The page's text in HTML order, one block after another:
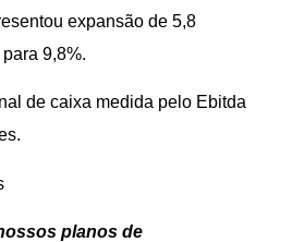
expansão de 5,8
9,8%.
de caixa medida pelo Ebitda
planos de